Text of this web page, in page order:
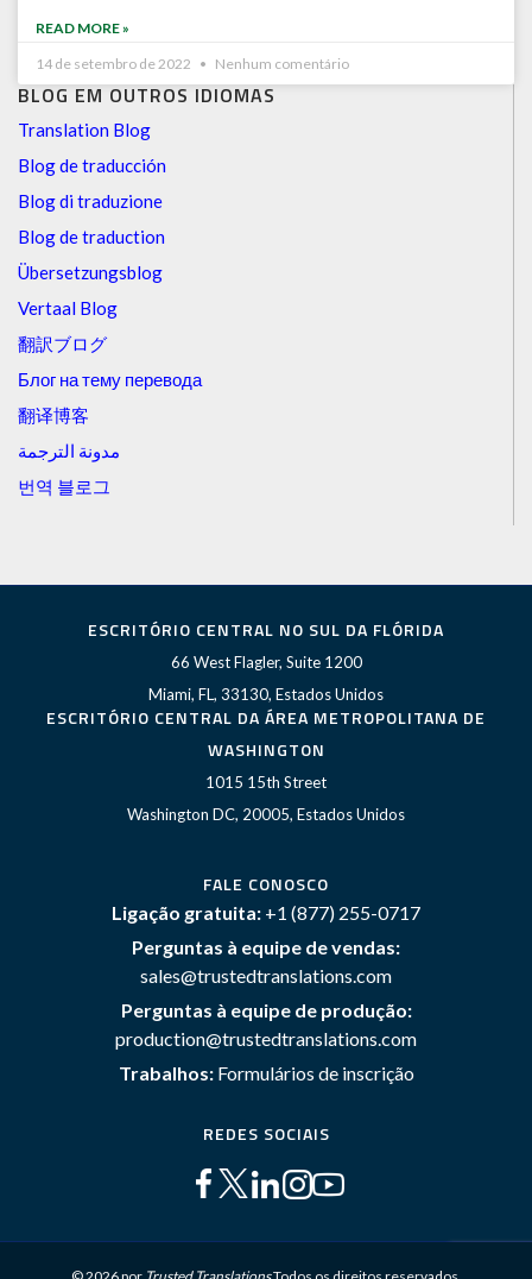
BLOG EM OUTROS IDIOMAS
Translation Blog
Blog de traducción
Blog di traduzione
Blog de traduction
Übersetzungsblog
Vertaal Blog
翻訳ブログ
Блог на тему перевода
翻译博客
مدونة الترجمة
번역 블로그
READ MORE »
14 de setembro de 2022
Nenhum comentário
ESCRITÓRIO CENTRAL NO SUL DA FLÓRIDA
66 West Flagler, Suite 1200
Miami, FL, 33130, Estados Unidos
ESCRITÓRIO CENTRAL DA ÁREA METROPOLITANA DE
WASHINGTON
1015 15th Street
Washington DC, 20005, Estados Unidos
FALE CONOSCO
Ligação gratuita: +1 (877) 255-0717
Perguntas à equipe de vendas:
sales@trustedtranslations.com
Perguntas à equipe de produção:
production@trustedtranslations.com
Trabalhos: Formulários de inscrição
REDES SOCIAIS